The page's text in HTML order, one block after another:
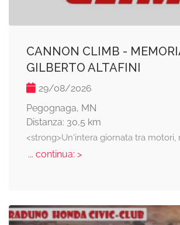
CANNON CLIMB -
GILBERTO ALTAFINI
29/08/2026
Pegognaga, MN
Distanza: 30,5 km
<strong>Un'intera giornata tra motori,
... continua: >